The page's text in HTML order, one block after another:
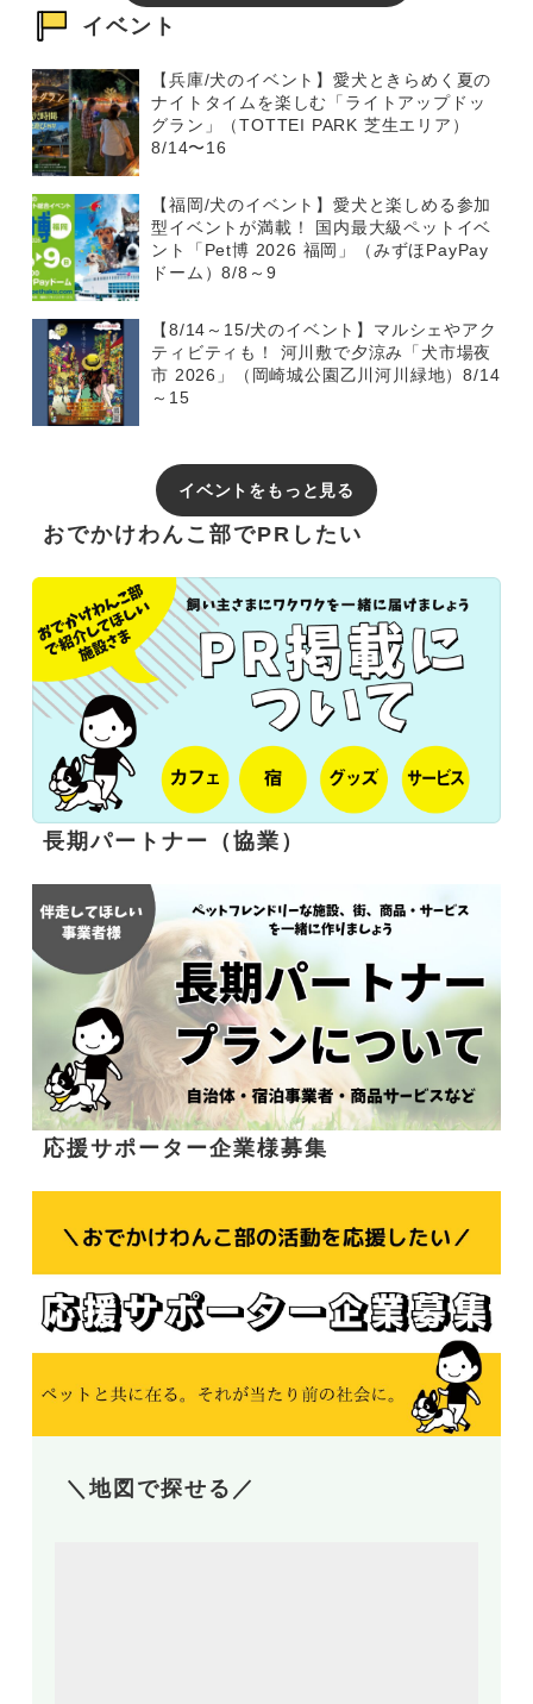
イベント
【兵庫/犬のイベント】愛犬ときらめく夏の
ナイトタイムを楽しむ「ライトアップドッ
グラン」（TOTTEI PARK 芝生エリア）
8/14〜16
【福岡/犬のイベント】愛犬と楽しめる参加
型イベントが満載！ 国内最大級ペットイベ
ント「Pet博 2026 福岡」（みずほPayPay
ドーム）8/8～9
【8/14～15/犬のイベント】マルシェやアク
ティビティも！ 河川敷で夕涼み「犬市場夜
市 2026」（岡崎城公園乙川河川緑地）8/14
～15
イベントをもっと見る
おでかけわんこ部でPRしたい
長期パートナー（協業）
応援サポーター企業様募集
＼地図で探せる／